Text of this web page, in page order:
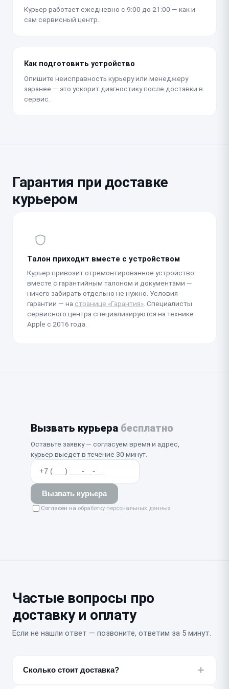
Курьер работает ежедневно с 9:00 до 21:00 — как и
сам сервисный центр.
Как подготовить устройство
Опишите неисправность курьеру или менеджеру
заранее — это ускорит диагностику после доставки в
сервис.
Гарантия при доставке
курьером
Талон приходит вместе с устройством
Курьер привозит отремонтированное устройство
вместе с гарантийным талоном и документами —
ничего забирать отдельно не нужно. Условия
гарантии — на странице «Гарантия» . Специалисты
сервисного центра специализируются на технике
Apple с 2016 года.
Вызвать курьера бесплатно
Оставьте заявку — согласуем время и адрес,
курьер выедет в течение 30 минут.
Вызвать курьера
Согласен на обработку персональных данных
Частые вопросы про
доставку и оплату
Если не нашли ответ — позвоните, ответим за 5 минут.
Сколько стоит доставка?